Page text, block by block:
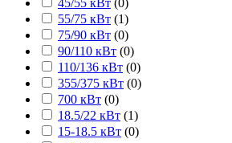
45/55 кВт (0)
55/75 кВт (1)
75/90 кВт (0)
90/110 кВт (0)
110/136 кВт (0)
355/375 кВт (0)
700 кВт (0)
18.5/22 кВт (1)
15-18.5 кВт (0)